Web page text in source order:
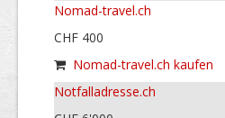
Nomad-travel.ch
CHF 400
Nomad-travel.ch kaufen
Notfalladresse.ch